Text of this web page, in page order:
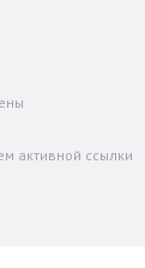
активной ссылки